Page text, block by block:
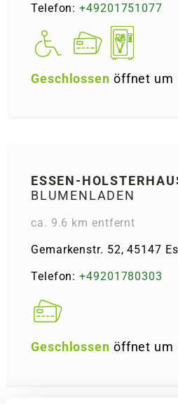
Telefon:+49201751077
Geschlossen öffnet um
ESSEN-
BLUMENLADEN
ca. 9.6 km entfernt
Gemarkenstr. 52, 45147
Telefon:+49201780303
Geschlossen öffnet um